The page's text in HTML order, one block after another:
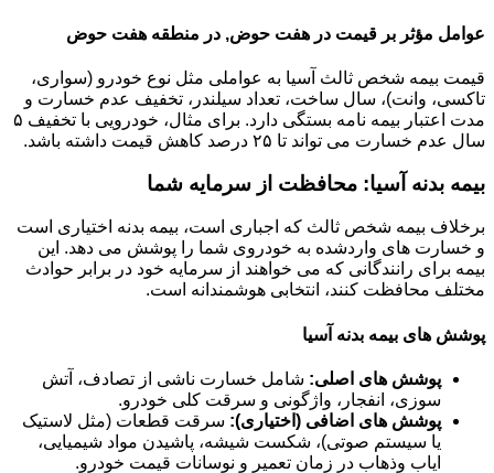
عوامل مؤثر بر قیمت در هفت حوض, در منطقه هفت حوض
قیمت بیمه شخص ثالث آسیا به عواملی مثل نوع خودرو (سواری،
تاکسی، وانت)، سال ساخت، تعداد سیلندر، تخفیف عدم خسارت و
مدت اعتبار بیمه نامه بستگی دارد. برای مثال، خودرویی با تخفیف ۵
سال عدم خسارت می تواند تا ۲۵ درصد کاهش قیمت داشته باشد.
بیمه بدنه آسیا: محافظت از سرمایه شما
برخلاف بیمه شخص ثالث که اجباری است، بیمه بدنه اختیاری است
و خسارت های واردشده به خودروی شما را پوشش می دهد. این
بیمه برای رانندگانی که می خواهند از سرمایه خود در برابر حوادث
مختلف محافظت کنند، انتخابی هوشمندانه است.
پوشش های بیمه بدنه آسیا
پوشش های اصلی: شامل خسارت ناشی از تصادف، آتش
سوزی، انفجار، واژگونی و سرقت کلی خودرو.
پوشش های اضافی (اختیاری): سرقت قطعات (مثل لاستیک
یا سیستم صوتی)، شکست شیشه، پاشیدن مواد شیمیایی،
ایاب وذهاب در زمان تعمیر و نوسانات قیمت خودرو.